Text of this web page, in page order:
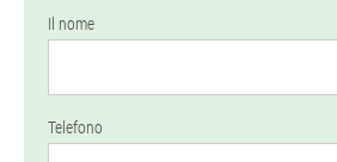
Il nome
Telefono